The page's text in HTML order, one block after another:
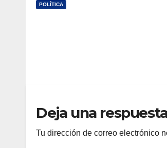
POLÍTICA
Deja una
Tu dirección de correo electrónico